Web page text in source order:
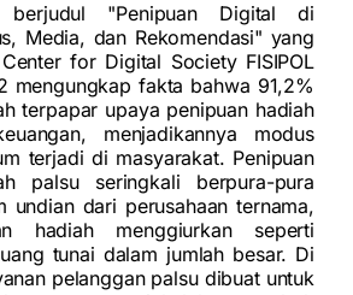
berjudul "Penipuan Digital di
Media, dan Rekomendasi" yang
for Digital Society FISIPOL
mengungkap fakta bahwa 91,2%
terpapar upaya penipuan hadiah
menjadikannya modus
terjadi di masyarakat. Penipuan
palsu seringkali berpura-pura
undian dari perusahaan ternama,
hadiah menggiurkan seperti
tunai dalam jumlah besar. Di
pelanggan palsu dibuat untuk